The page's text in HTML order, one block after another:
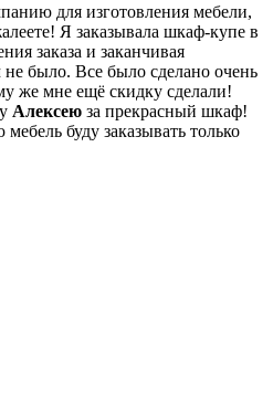
для изготовления мебели,
Я заказывала шкаф-купе в
заказа и заканчивая
было. Все было сделано очень
же мне ещё скидку сделали!
Алексею за прекрасный шкаф!
буду заказывать только